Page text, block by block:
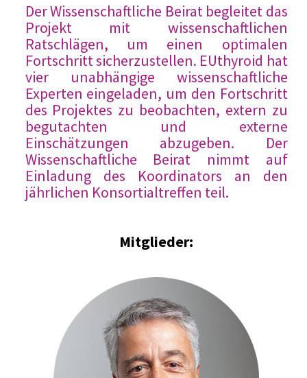
Der Wissenschaftliche Beirat begleitet das
Projekt mit wissenschaftlichen
Ratschlägen, um einen optimalen
Fortschritt sicherzustellen. EUthyroid hat
vier unabhängige wissenschaftliche
Experten eingeladen, um den Fortschritt
des Projektes zu beobachten, extern zu
begutachten und externe
Einschätzungen abzugeben. Der
Wissenschaftliche Beirat nimmt auf
Einladung des Koordinators an den
jährlichen Konsortialtreffen teil.
Mitglieder: